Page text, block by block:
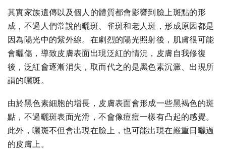
其實家族遺傳以及個人的體質都會影響到臉上斑點的形
成，不過人們常說的曬斑、雀斑和老人斑，形成原因都是
因為陽光中的紫外線。在劇烈的陽光照射後，肌膚很可能
會曬傷，導致皮膚表面出現泛紅的情況，皮膚自我修復
後，泛紅會逐漸消失，取而代之的是黑色素沉澱、出現所
謂的曬斑。
由於黑色素細胞的增長，皮膚表面會形成一些黑褐色的斑
點，不過曬斑表面光滑，不會像痘痘一樣有凸起的感覺。
此外，曬斑不但會出現在臉上，也可能出現在嚴重日曬過
的皮膚上。